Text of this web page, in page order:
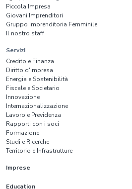
Piccola Impresa
Giovani Imprenditori
Gruppo Imprenditoria Femminile
Il nostro staff
Servizi
Credito e Finanza
Diritto d'impresa
Energia e Sostenibilità
Fiscale e Societario
Innovazione
Internazionalizzazione
Lavoro e Previdenza
Rapporti con i soci
Formazione
Studi e Ricerche
Territorio e Infrastrutture
Imprese
Education